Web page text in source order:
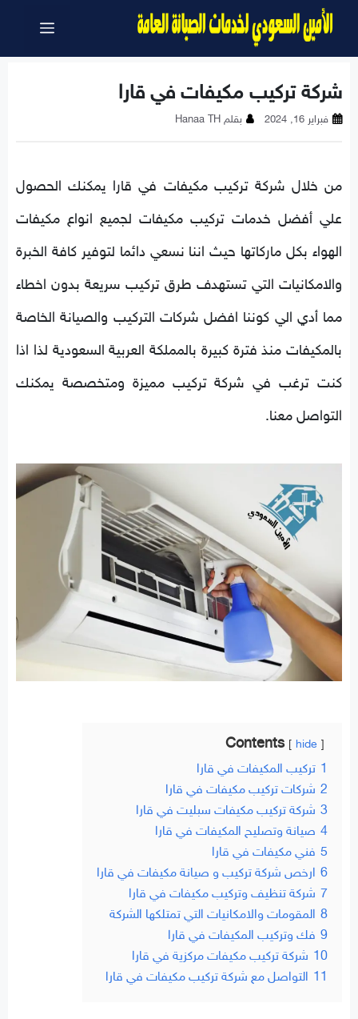
انتقل
المحتوى
القائمة
شركة تركيب مكيفات في قارا
فبراير 16, 2024 بقلم Hanaa TH
من خلال شركة تركيب مكيفات في قارا يمكنك الحصول
علي أفضل خدمات تركيب مكيفات لجميع انواع مكيفات
الهواء بكل ماركاتها حيث اننا نسعي دائما لتوفير كافة الخبرة
والامكانيات التي تستهدف طرق تركيب سريعة بدون اخطاء
مما أدي الي كوننا افضل شركات التركيب والصيانة الخاصة
بالمكيفات منذ فترة كبيرة بالمملكة العربية السعودية لذا اذا
كنت ترغب في شركة تركيب مميزة ومتخصصة يمكنك
التواصل معنا.
Contents hide
1 تركيب المكيفات في قارا
2 شركات تركيب مكيفات في قارا
3 شركة تركيب مكيفات سبليت في قارا
4 صيانة وتصليح المكيفات في قارا
5 فني مكيفات في قارا
6 ارخص شركة تركيب و صيانة مكيفات في قارا
7 شركة تنظيف وتركيب مكيفات في قارا
8 المقومات والامكانيات التي تمتلكها الشركة
9 فك وتركيب المكيفات في قارا
10 شركة تركيب مكيفات مركزية في قارا
11 التواصل مع شركة تركيب مكيفات في قارا